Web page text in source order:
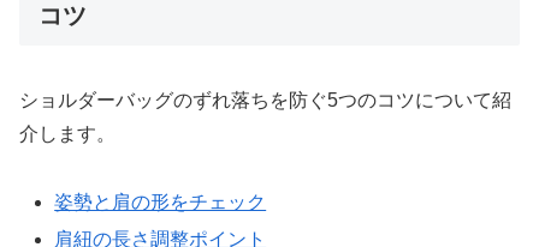
コツ
ショルダーバッグのずれ落ちを防ぐ5つのコツについて紹
介します。
姿勢と肩の形をチェック
肩紐の長さ調整ポイント